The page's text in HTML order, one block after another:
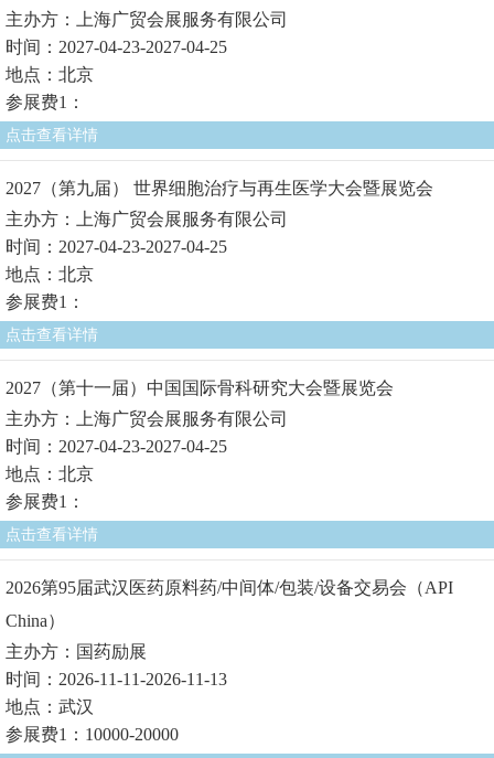
主办方：上海广贸会展服务有限公司
时间：2027-04-23-2027-04-25
地点：北京
参展费1：
点击查看详情
2027（第九届） 世界细胞治疗与再生医学大会暨展览会
主办方：上海广贸会展服务有限公司
时间：2027-04-23-2027-04-25
地点：北京
参展费1：
点击查看详情
2027（第十一届）中国国际骨科研究大会暨展览会
主办方：上海广贸会展服务有限公司
时间：2027-04-23-2027-04-25
地点：北京
参展费1：
点击查看详情
2026第95届武汉医药原料药/中间体/包装/设备交易会（API
China）
主办方：国药励展
时间：2026-11-11-2026-11-13
地点：武汉
参展费1：10000-20000